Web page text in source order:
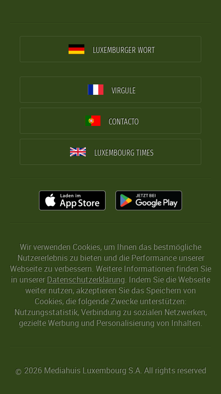
LUXEMBURGER WORT
VIRGULE
CONTACTO
LUXEMBOURG TIMES
Wir verwenden Cookies, um Ihnen das bestmögliche
Nutzererlebnis zu bieten und die Performance unserer
Webseite zu verbessern. Weitere Informationen finden Sie
in unserer Datenschutzerklärung. Indem Sie die Webseite
weiter nutzen, akzeptieren Sie das Speichern von
Cookies, die folgende Zwecke unterstützen:
Nutzungsstatistik, Verbindung zu sozialen Netzwerken,
gezielte Werbung und Personalisierung von Inhalten.
© 2026 Mediahuis Luxembourg S.A. All rights reserved